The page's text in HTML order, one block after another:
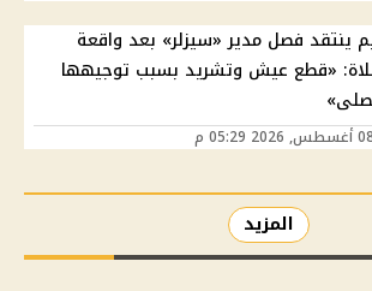
ينتقد فصل مدير «سيزلر» بعد واقعة
«قطع عيش وتشريد بسبب توجيهها
المزيد